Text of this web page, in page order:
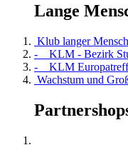
Lange
Klub langer
- KLM - Bezirk
- KLM
Wachstum und